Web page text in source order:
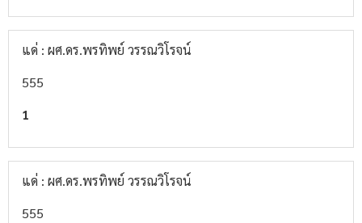
แด่ : ผศ.ดร.พรทิพย์ วรรณวิโรจน์
555
1
แด่ : ผศ.ดร.พรทิพย์ วรรณวิโรจน์
555